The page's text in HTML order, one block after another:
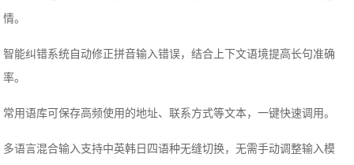
情。
智能纠错系统自动修正拼音输入错误，结合上下文语境提高长句准确
率。
常用语库可保存高频使用的地址、联系方式等文本，一键快速调用。
多语言混合输入支持中英韩日四语种无缝切换，无需手动调整输入模